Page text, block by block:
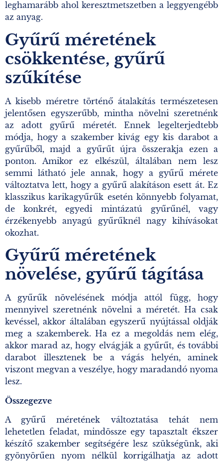
leghamarább ahol keresztmetszetben a leggyengébb
az anyag.
Gyűrű méretének
csökkentése, gyűrű
szűkítése
A kisebb méretre történő átalakítás természetesen
jelentősen egyszerűbb, mintha növelni szeretnénk
az adott gyűrű méretét. Ennek legelterjedtebb
módja, hogy a szakember kivág egy kis darabot a
gyűrűből, majd a gyűrűt újra összerakja ezen a
ponton. Amikor ez elkészül, általában nem lesz
semmi látható jele annak, hogy a gyűrű mérete
változtatva lett, hogy a gyűrű alakításon esett át. Ez
klasszikus karikagyűrűk esetén könnyebb folyamat,
de konkrét, egyedi mintázatú gyűrűnél, vagy
érzékenyebb anyagú gyűrűknél nagy kihívásokat
okozhat.
Gyűrű méretének
növelése, gyűrű tágítása
A gyűrűk növelésének módja attól függ, hogy
mennyivel szeretnénk növelni a méretét. Ha csak
kevéssel, akkor általában egyszerű nyújtással oldják
meg a szakemberek. Ha ez a megoldás nem elég,
akkor marad az, hogy elvágják a gyűrűt, és további
darabot illesztenek be a vágás helyén, aminek
viszont megvan a veszélye, hogy maradandó nyoma
lesz.
Összegezve
A gyűrű méretének változtatása tehát nem
lehetetlen feladat, mindössze egy tapasztalt ékszer
készítő szakember segítségére lesz szükségünk, aki
gyönyörűen nyom nélkül korrigálhatja az adott